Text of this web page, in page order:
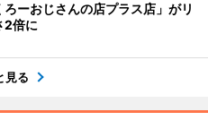
ーおじさんの店プラス店」がリ
倍に
見る